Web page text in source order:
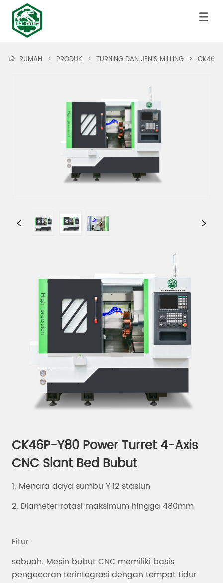
RUMAH > PRODUK > TURNING DAN JENIS MILLING >
CK46P-Y80 Power Turret 4-Axis
CNC Slant Bed Bubut